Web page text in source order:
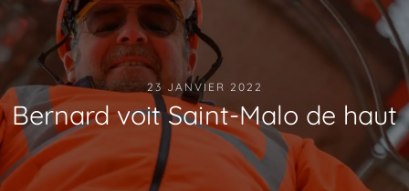
23 JANVIER 2022
Bernard voit Saint-Malo de haut